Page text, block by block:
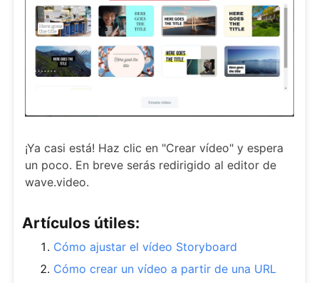
¡Ya casi está! Haz clic en "Crear vídeo" y espera
un poco. En breve serás redirigido al editor de
wave.video.
Artículos útiles:
Cómo ajustar el vídeo Storyboard
Cómo crear un vídeo a partir de una URL